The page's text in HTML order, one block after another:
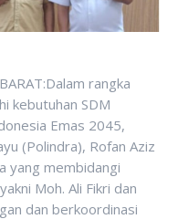
rangka
kebutuhan SDM
Emas 2045,
(Polindra), Rofan Aziz
yang membidangi
Moh. Ali Fikri dan
dan berkoordinasi